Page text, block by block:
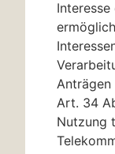
Art. 34
Nutzung